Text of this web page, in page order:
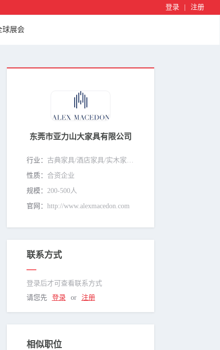
登录 注册
球展会
东莞市亚力山大家具有限公司
行业： 古典家具/酒店家具/实木家具/红木家具
性质： 合资企业
规模： 200-500人
官网： http://www.alexmacedon.com
联系方式
登录后才可查看联系方式
请您先
登录 or 注册
相似职位